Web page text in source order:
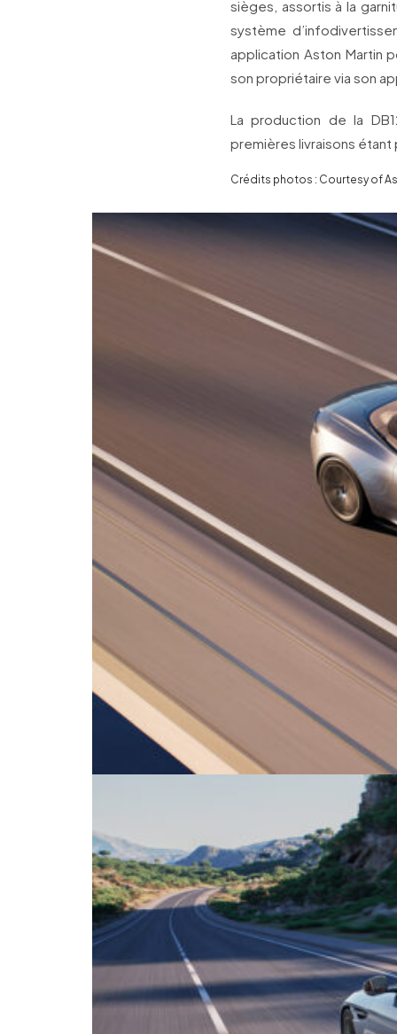
sièges, assortis à la
système
application Aston Martin
son propriétaire via son
La production de la
premières livraisons
Crédits photos : Courtesy of